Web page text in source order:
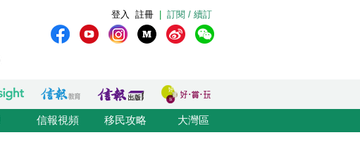
訂閱 / 續訂
註冊
登入
信報視頻 移民攻略 大灣區